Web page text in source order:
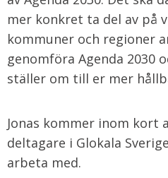
mer konkret ta del av på
kommuner och regioner
genomföra Agenda 2030
ställer om till er mer
Jonas kommer inom kort
deltagare i Glokala
arbeta med.